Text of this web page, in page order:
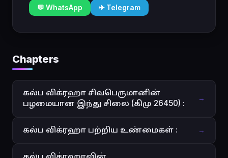
💬 WhatsApp ✈ Telegram
Chapters
கல்ப விக்ரஹா சிவபெருமானின்
பழமையான இந்து சிலை (கிமு 26450) :
→
கல்ப விக்ரஹா பற்றிய உண்மைகள் : →